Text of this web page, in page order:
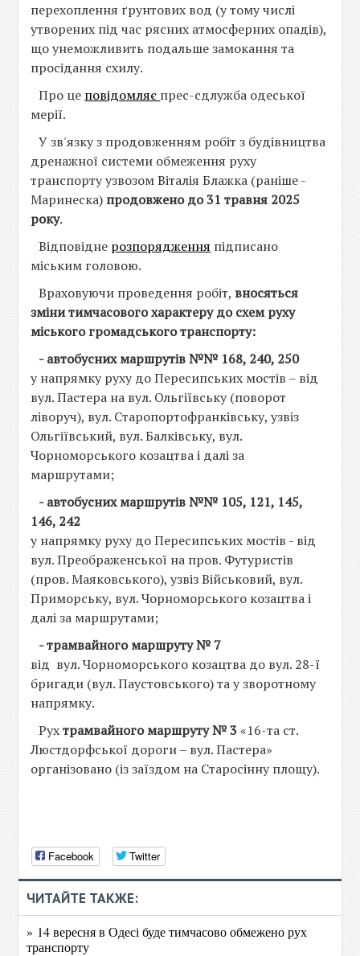
перехоплення ґрунтових вод (у тому числі
утворених під час рясних атмосферних опадів),
що унеможливить подальше замокання та
просідання схилу.
Про це повідомляє прес-сдлужба одеської
мерії.
У зв'язку з продовженням робіт з будівництва
дренажної системи обмеження руху
транспорту узвозом Віталія Блажка (раніше -
Маринеска) продовжено до 31 травня 2025
року.
Відповідне розпорядження підписано
міським головою.
Враховуючи проведення робіт, вносяться
зміни тимчасового характеру до схем руху
міського громадського транспорту:
- автобусних маршрутів №№ 168, 240, 250
у напрямку руху до Пересипських мостів – від
вул. Пастера на вул. Ольгіївську (поворот
ліворуч), вул. Старопортофранківську, узвіз
Ольгіївський, вул. Балківську, вул.
Чорноморського козацтва і далі за
маршрутами;
- автобусних маршрутів №№ 105, 121, 145,
146, 242
у напрямку руху до Пересипських мостів - від
вул. Преображенської на пров. Футуристів
(пров. Маяковського), узвіз Військовий, вул.
Приморську, вул. Чорноморського козацтва і
далі за маршрутами;
- трамвайного маршруту № 7
від вул. Чорноморського козацтва до вул. 28-ї
бригади (вул. Паустовського) та у зворотному
напрямку.
Рухтрамвайного маршруту № 3«16-та ст.
Люстдорфської дороги – вул. Пастера»
організовано (із заїздом на Старосінну площу).
Facebook Twitter
ЧИТАЙТЕ ТАКЖЕ:
» 14 вересня в Одесі буде тимчасово обмежено рух
транспорту